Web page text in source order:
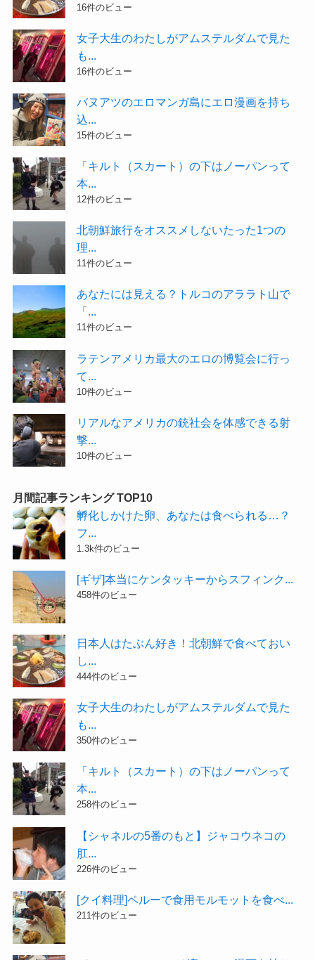
16件のビュー
女子大生のわたしがアムステルダムで見た
も...
16件のビュー
バヌアツのエロマンガ島にエロ漫画を持ち
込...
15件のビュー
「キルト（スカート）の下はノーパンって
本...
12件のビュー
北朝鮮旅行をオススメしないたった1つの
理...
11件のビュー
あなたには見える？トルコのアララト山で
「...
11件のビュー
ラテンアメリカ最大のエロの博覧会に行っ
て...
10件のビュー
リアルなアメリカの銃社会を体感できる射
撃...
10件のビュー
月間記事ランキング TOP10
孵化しかけた卵、あなたは食べられる…？
フ...
1.3k件のビュー
[ギザ]本当にケンタッキーからスフィンク...
458件のビュー
日本人はたぶん好き！北朝鮮で食べておい
し...
444件のビュー
女子大生のわたしがアムステルダムで見た
も...
350件のビュー
「キルト（スカート）の下はノーパンって
本...
258件のビュー
【シャネルの5番のもと】ジャコウネコの
肛...
226件のビュー
[クイ料理]ペルーで食用モルモットを食べ...
211件のビュー